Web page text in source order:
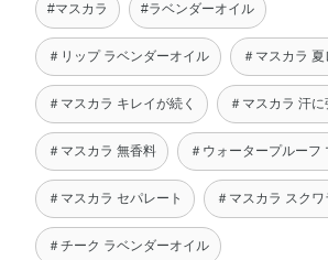
#マスカラ #ラベンダーオイル
＃リップ ラベンダーオイル ＃マスカラ
＃マスカラ キレイが続く ＃マスカラ 汗
＃マスカラ 無香料 ＃ウォータープルーフ
＃マスカラ セパレート ＃マスカラ スクワ
＃チーク ラベンダーオイル